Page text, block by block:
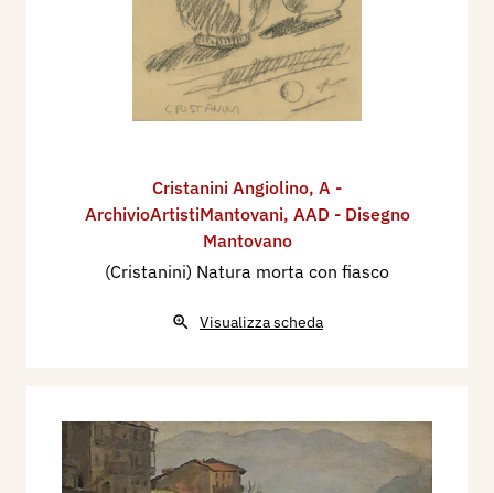
Cristanini Angiolino, A -
ArchivioArtistiMantovani, AAD - Disegno
Mantovano
(Cristanini) Natura morta con fiasco
Visualizza scheda